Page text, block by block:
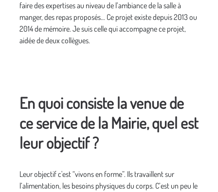
faire des expertises au niveau de l’ambiance de la salle à
manger, des repas proposés… Ce projet existe depuis 2013 ou
2014 de mémoire. Je suis celle qui accompagne ce projet,
aidée de deux collègues.
En quoi consiste la venue de
ce service de la Mairie, quel est
leur objectif ?
Leur objectif c'est “vivons en forme”. Ils travaillent sur
l’alimentation, les besoins physiques du corps. C’est un peu le